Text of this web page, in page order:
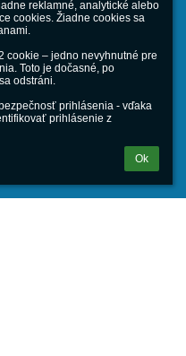
reklamné, analytické alebo
cookies. Žiadne cookies sa
cookie – jedno nevyhnutné pre
Toto je dočasné, po
odstráni.
prihlásenia - vďaka
prihlásenie z
Ok